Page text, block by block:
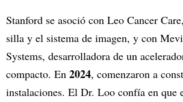
Stanford se asoció con Leo Cancer
silla y el sistema de imagen, y con
Systems, desarrolladora de un
compacto. En 2024, comenzaron a
instalaciones. El Dr. Loo confía en que